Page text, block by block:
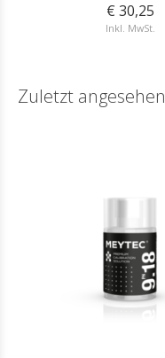
€ 30,25
Inkl. MwSt.
Zuletzt angesehen